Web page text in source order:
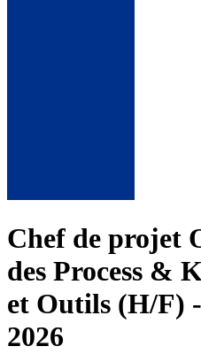
Chef de projet
des Process &
et Outils (H/F)
2026